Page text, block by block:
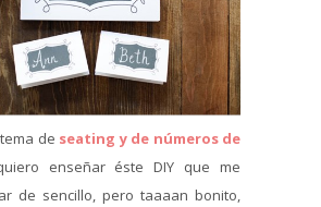
de seating y de números de
enseñar éste DIY que me
de sencillo, pero taaaan bonito,